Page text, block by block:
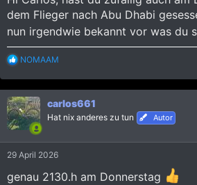
dem Flieger nach Abu Dhabi
nun irgendwie bekannt vor was du
R
a
k
t
i
o
n
NOMAAM
carlos661
Hat nix anderes zu tun Autor
29 April 2026
genau 2130.h am Donnerstag